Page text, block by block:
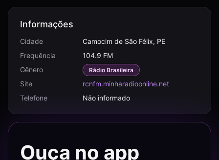
Informações
Cidade
Camocim de São Félix, PE
Frequência
104.9 FM
Gênero
Rádio Brasileira
Site
rcnfm.minharadioonline.net
Telefone
Não informado
Ouça no app